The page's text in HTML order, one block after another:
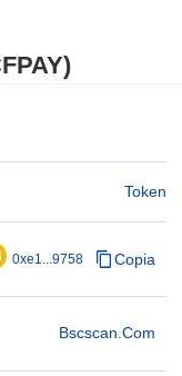
Token
0xe1...9758 Copia
Bscscan.com